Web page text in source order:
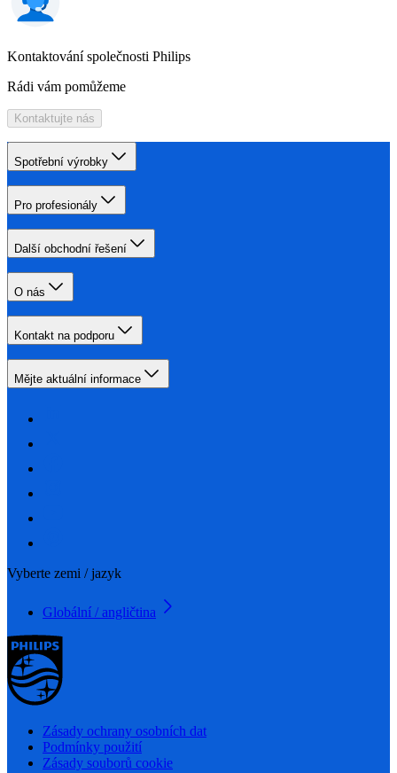
Kontaktování společnosti Philips
Rádi vám pomůžeme
Kontaktujte nás
Spotřební výrobky
Pro profesionály
Další obchodní řešení
O nás
Kontakt na podporu
Mějte aktuální informace
Vyberte zemi / jazyk
Globální / angličtina
Zásady ochrany osobních dat
Podmínky použití
Zásady souborů cookie